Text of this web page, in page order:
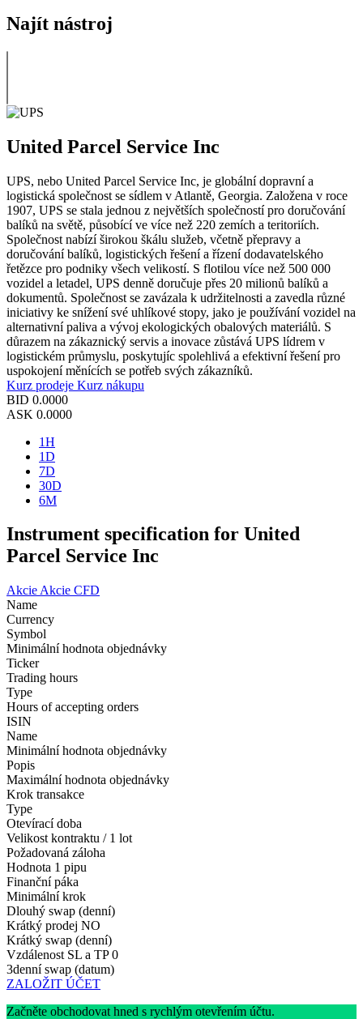
Najít nástroj
United Parcel Service Inc
UPS, nebo United Parcel Service Inc, je globální dopravní a
logistická společnost se sídlem v Atlantě, Georgia. Založena v roce
1907, UPS se stala jednou z největších společností pro doručování
balíků na světě, působící ve více než 220 zemích a teritoriích.
Společnost nabízí širokou škálu služeb, včetně přepravy a
doručování balíků, logistických řešení a řízení dodavatelského
řetězce pro podniky všech velikostí. S flotilou více než 500 000
vozidel a letadel, UPS denně doručuje přes 20 milionů balíků a
dokumentů. Společnost se zavázala k udržitelnosti a zavedla různé
iniciativy ke snížení své uhlíkové stopy, jako je používání vozidel na
alternativní paliva a vývoj ekologických obalových materiálů. S
důrazem na zákaznický servis a inovace zůstává UPS lídrem v
logistickém průmyslu, poskytujíc spolehlivá a efektivní řešení pro
uspokojení měnících se potřeb svých zákazníků.
Kurz prodeje Kurz nákupu
BID 0.0000
ASK 0.0000
1H
1D
7D
30D
6M
Instrument specification for United
Parcel Service Inc
Akcie Akcie CFD
Name
Currency
Symbol
Minimální hodnota objednávky
Ticker
Trading hours
Type
Hours of accepting orders
ISIN
Name
Minimální hodnota objednávky
Popis
Maximální hodnota objednávky
Krok transakce
Type
Otevírací doba
Velikost kontraktu / 1 lot
Požadovaná záloha
Hodnota 1 pipu
Finanční páka
Minimální krok
Dlouhý swap (denní)
Krátký prodej NO
Krátký swap (denní)
Vzdálenost SL a TP 0
3denní swap (datum)
ZALOŽIT ÚČET
Začněte obchodovat hned s rychlým otevřením účtu.